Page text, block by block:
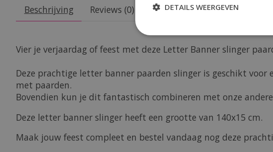
Beschrijving Reviews (0)
Vier je verjaardag of feest met deze Letter Banner slinger
Deze prachtige letter banner paarden slinger is geschikt
met paarden.
Bovendien kun je dit fantastisch combineren met onze
Deze letter banner slinger heeft een grootte van 140x15 cm.
Maak jouw feest compleet en bestel vandaag nog deze
DETAILS WEERGEVEN